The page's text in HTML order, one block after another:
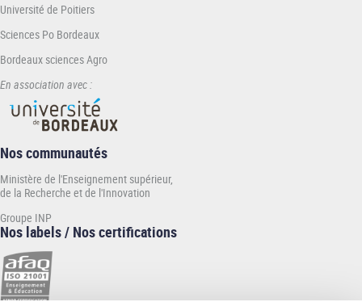
Université de Poitiers
Sciences Po Bordeaux
Bordeaux sciences Agro
En association avec :
Nos communautés
Ministère de l'Enseignement supérieur,
de la Recherche et de l'Innovation
Groupe INP
Nos labels / Nos certifications